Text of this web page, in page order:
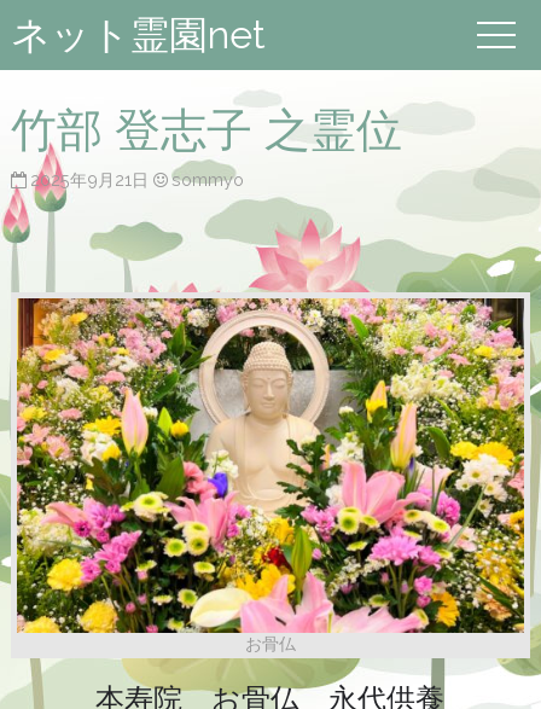
ネット霊園net
竹部 登志子 之霊位
2025年9月21日 sommyo
お骨仏
本寿院 お骨仏 永代供養